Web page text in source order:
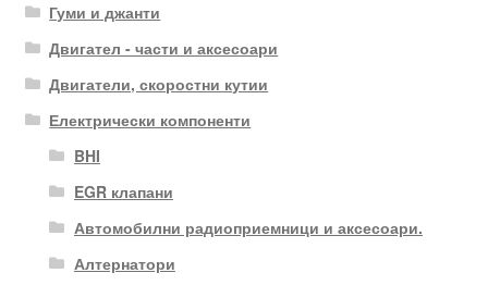
Гуми и джанти
Двигател - части и аксесоари
Двигатели, скоростни кутии
Електрически компоненти
BHI
EGR клапани
Автомобилни радиоприемници и аксесоари.
Алтернатори